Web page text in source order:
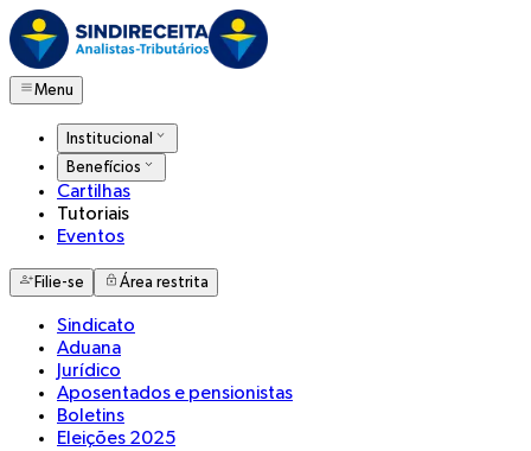
Menu
Institucional
Benefícios
Cartilhas
Tutoriais
Eventos
Filie-se Área restrita
Sindicato
Aduana
Jurídico
Aposentados e pensionistas
Boletins
Eleições 2025